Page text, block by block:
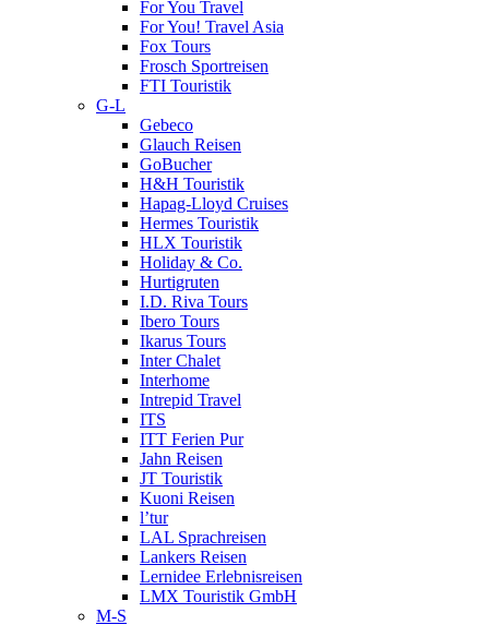
For You Travel
For You! Travel Asia
Fox Tours
Frosch Sportreisen
FTI Touristik
G-L
Gebeco
Glauch Reisen
GoBucher
H&H Touristik
Hapag-Lloyd Cruises
Hermes Touristik
HLX Touristik
Holiday & Co.
Hurtigruten
I.D. Riva Tours
Ibero Tours
Ikarus Tours
Inter Chalet
Interhome
Intrepid Travel
ITS
ITT Ferien Pur
Jahn Reisen
JT Touristik
Kuoni Reisen
l’tur
LAL Sprachreisen
Lankers Reisen
Lernidee Erlebnisreisen
LMX Touristik GmbH
M-S